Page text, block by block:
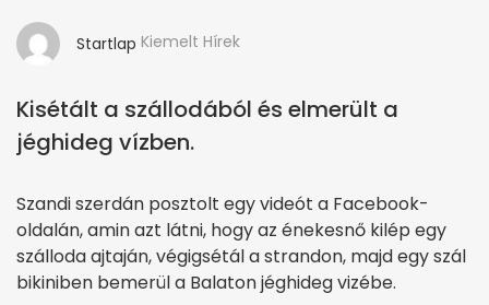
Startlap Kiemelt Hírek
Kisétált a szállodából és elmerült a
jéghideg vízben.
Szandi szerdán posztolt egy videót a Facebook-
oldalán, amin azt látni, hogy az énekesnő kilép egy
szálloda ajtaján, végigsétál a strandon, majd egy szál
bikiniben bemerül a Balaton jéghideg vizébe.